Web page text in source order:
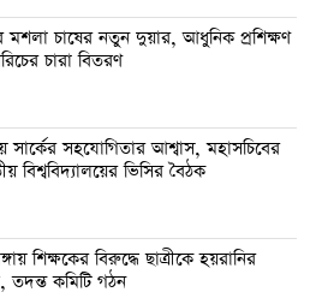
মশলা চাষের নতুন দুয়ার, আধুনিক প্রশিক্ষণ
চারা বিতরণ
সার্কের সহযোগিতার আশ্বাস, মহাসচিবের
বিশ্ববিদ্যালয়ের ভিসির বৈঠক
শিক্ষকের বিরুদ্ধে ছাত্রীকে হয়রানির
কমিটি গঠন